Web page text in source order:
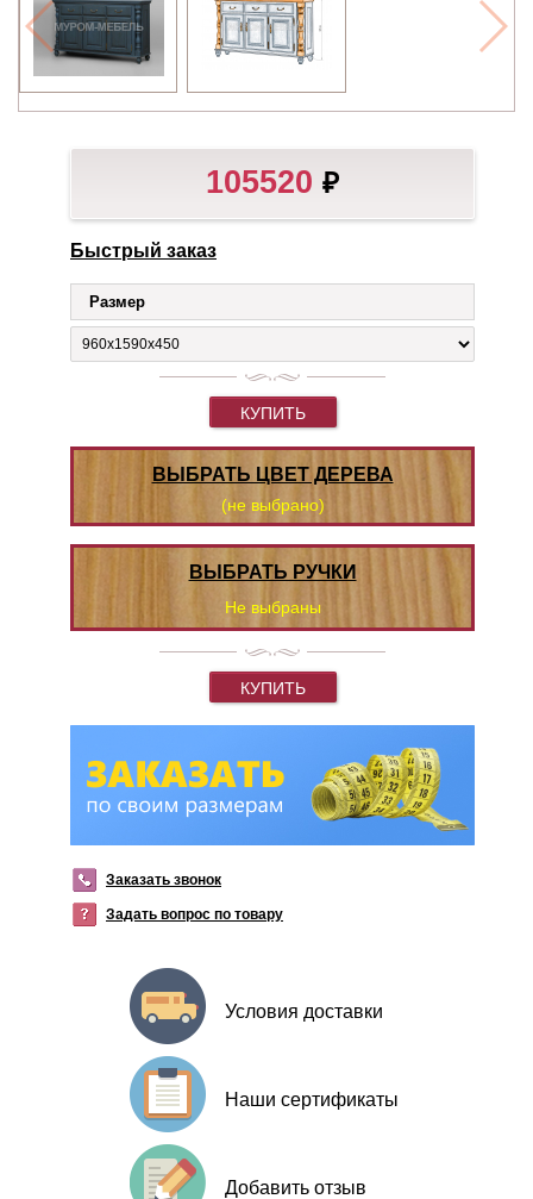
105520 ₽
Быстрый заказ
Размер
КУПИТЬ
ВЫБРАТЬ ЦВЕТ ДЕРЕВА
(не выбрано)
ВЫБРАТЬ РУЧКИ
Не выбраны
КУПИТЬ
Заказать звонок
Задать вопрос по товару
Условия доставки
Наши сертификаты
Добавить отзыв